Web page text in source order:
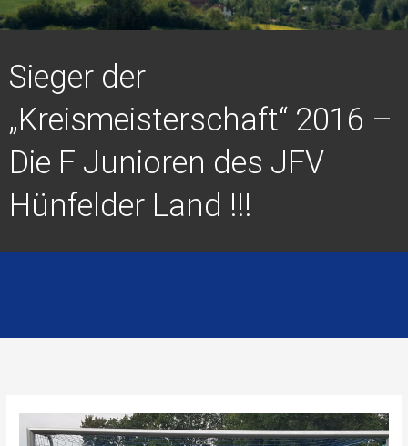
Sieger der
„Kreismeisterschaft“ 2016 –
Die F Junioren des JFV
Hünfelder Land !!!